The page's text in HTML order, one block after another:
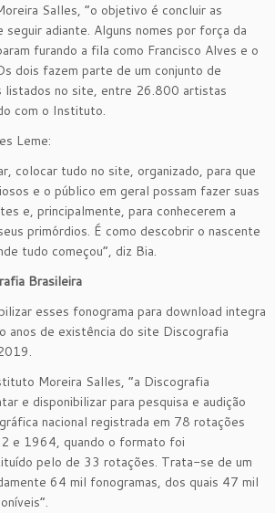
Salles, “o objetivo é concluir as
adiante. Alguns nomes por força da
furando a fila como Francisco Alves e o
dois fazem parte de um conjunto de
listados no site, entre 26.800 artistas
com o Instituto.
Leme:
colocar tudo no site, organizado, para que
e o público em geral possam fazer suas
e, principalmente, para conhecerem a
primórdios. É como descobrir o nascente
tudo começou”, diz Bia.
Brasileira
esses fonograma para download integra
anos de existência do site Discografia
Moreira Salles, “a Discografia
e disponibilizar para pesquisa e audição
nacional registrada em 78 rotações
e 1964, quando o formato foi
pelo de 33 rotações. Trata-se de um
64 mil fonogramas, dos quais 47 mil